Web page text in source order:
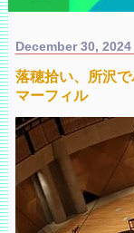
December 30, 2024
落穂拾い、所沢
マーフィル